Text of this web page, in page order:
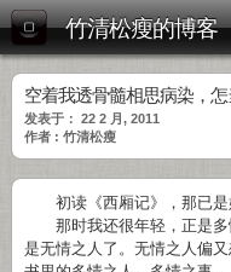
竹清松瘦的博客
空着我透骨髓相思病染，怎
发表于： 22 2 月, 2011
作者 : 竹清松瘦
初读《西厢记》，那已是
那时我还很年轻，正是多
是无情之人了。无情之人偏